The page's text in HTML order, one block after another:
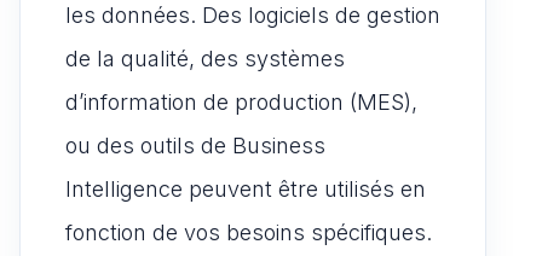
les données. Des logiciels de gestion
de la qualité, des systèmes
d’information de production (MES),
ou des outils de Business
Intelligence peuvent être utilisés en
fonction de vos besoins spécifiques.